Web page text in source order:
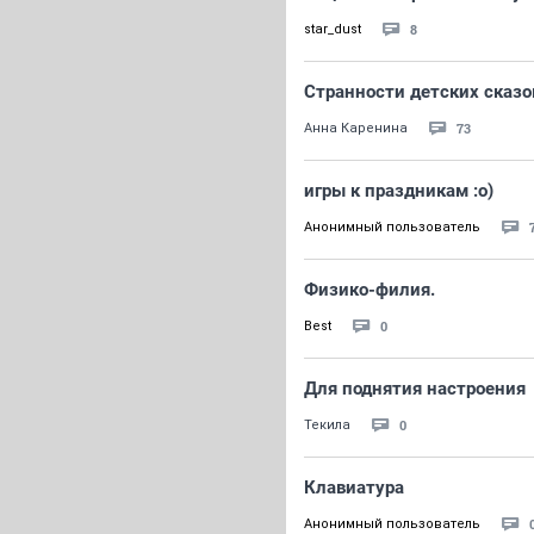
star_dust 8
Странности детских
Анна Каренина 73
игры к праздникам :о)
Анонимный пользователь
Физико-филия.
Best 0
Для поднятия настроения
Текила 0
Клавиатура
Анонимный пользователь